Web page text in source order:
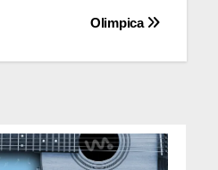
Olimpica